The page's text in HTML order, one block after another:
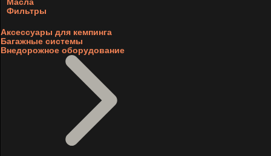
Фильтры
Аксессуары для кемпинга
Багажные системы
Внедорожное оборудование